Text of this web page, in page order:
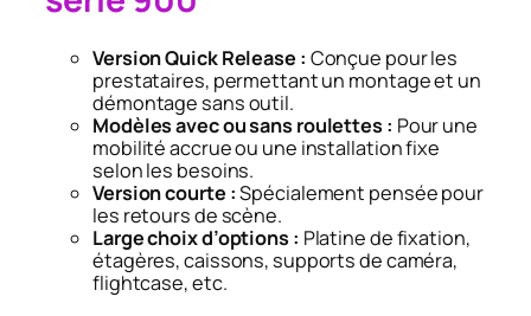
Version Quick Release : Conçue pour les
prestataires, permettant un montage et un
démontage sans outil.
Modèles avec ou sans roulettes : Pour une
mobilité accrue ou une installation fixe
selon les besoins.
Version courte :Spécialement pensée pour
les retours de scène.
Large choix d’options : Platine de fixation,
étagères, caissons, supports de caméra,
flightcase, etc.